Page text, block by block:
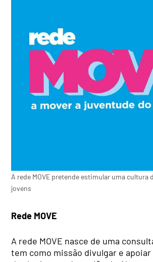
A rede MOVE pretende estimular uma cultura
jovens
Rede MOVE
A rede MOVE nasce de uma
tem como missão divulgar e apoiar